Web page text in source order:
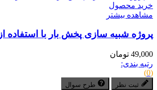
خرید محصول
مشاهده بیشتر
پروژه شبیه سازی پخش بار با استفاده از STATCOM
49,000 تومان
رتبه بندی:
(0)
ثبت نظر طرح سوال